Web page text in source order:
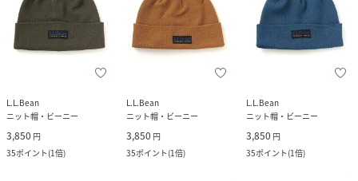
L.L.Bean
ニット帽・ビーニー
3,850 円
35ポイント(1倍)
L.L.Bean
ニット帽・ビーニー
3,850 円
35ポイント(1倍)
L.L.Bean
ニット帽・ビーニー
3,850 円
35ポイント(1倍)